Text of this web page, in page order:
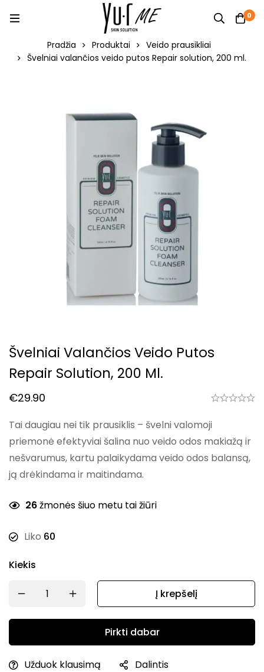
0
Pradžia Produktai
Veido prausikliai
Švelniai valančios veido putos Repair solution, 200 ml.
Švelniai Valančios Veido Putos
Repair Solution, 200 Ml.
€29.90
Tai daugiau nei tik prausiklis – švelni valomoji
priemonė efektyviai šalina nuo veido odos makiažą ir
nešvarumus, kartu palaikydama veido odos balansą,
ją drėkindama ir maitindama.
26žmonės šiuo metu tai žiūri
Liko 60
Kiekis
Į krepšelį
Pirkti dabar
Užduok klausimą Dalintis